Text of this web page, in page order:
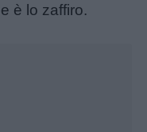
è lo zaffiro.